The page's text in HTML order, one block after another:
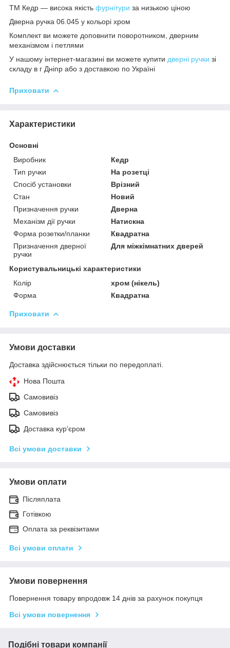
ТМ Кедр — висока якість фурнітури за низькою ціною
Дверна ручка 06.045 у кольорі хром
Комплект ви можете доповнити поворотником, дверним
механізмом і петлями
У нашому інтернет-магазині ви можете купити дверні ручки зі
складу в г Дніпр або з доставкою по Україні
Приховати
Характеристики
Основні
Виробник
Кедр
Тип ручки
На розетці
Спосіб установки
Врізний
Стан
Новий
Призначення ручки
Дверна
Механізм дії ручки
Натискна
Форма розетки/планки
Квадратна
Призначення дверної
ручки
Для міжкімнатних дверей
Користувальницькі характеристики
Колір
хром (нікель)
Форма
Квадратна
Приховати
Умови доставки
Доставка здійснюється тільки по передоплаті.
Нова Пошта
Самовивіз
Самовивіз
Доставка кур'єром
Всі умови доставки
Умови оплати
Післяплата
Готівкою
Оплата за реквізитами
Всі умови оплати
Умови повернення
Повернення товару впродовж 14 днів за рахунок покупця
Всі умови повернення
Подібні товари компанії